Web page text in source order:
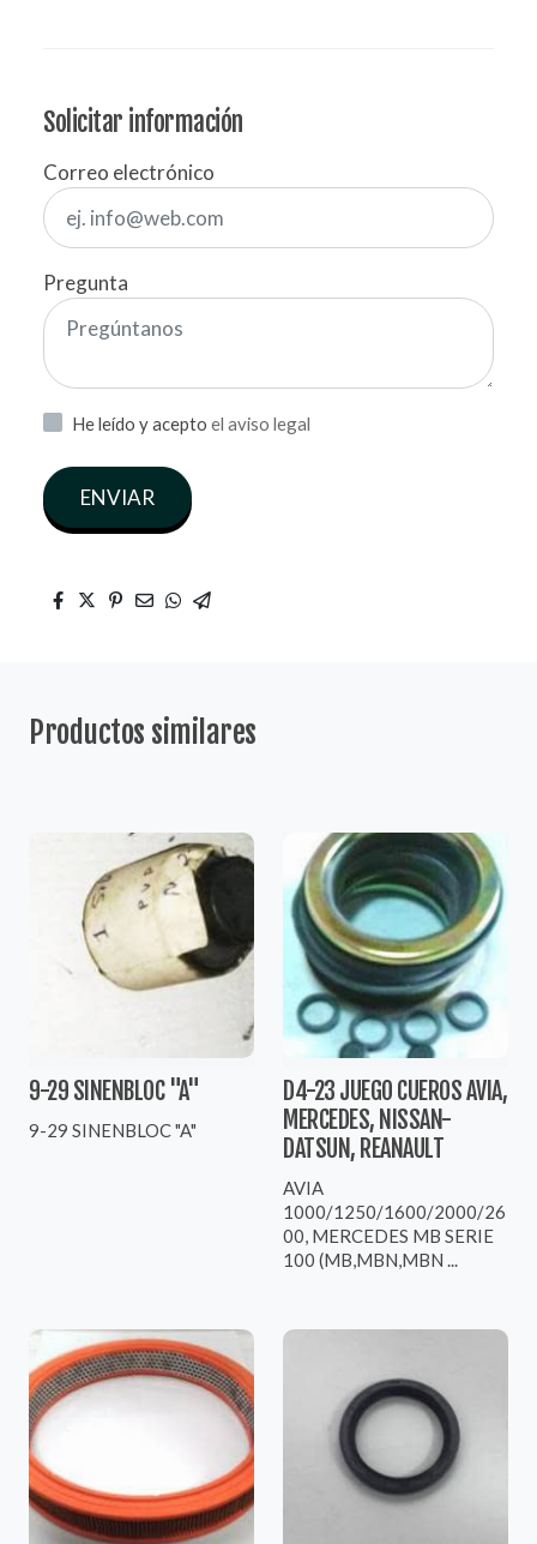
Solicitar información
Correo electrónico
Pregunta
He leído y acepto el aviso legal
ENVIAR
Productos similares
9-29 SINENBLOC "A"
9-29 SINENBLOC "A"
D4-23 JUEGO CUEROS AVIA,
MERCEDES, NISSAN-
DATSUN, REANAULT
AVIA
1000/1250/1600/2000/26
00, MERCEDES MB SERIE
100 (MB,MBN,MBN ...